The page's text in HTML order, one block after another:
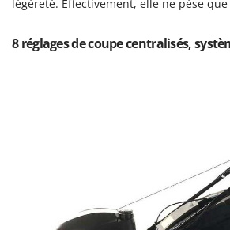
MOSA
Mowox
Novital
légèreté. Effectivement, elle ne pèse que
8 réglages de coupe centralisés,